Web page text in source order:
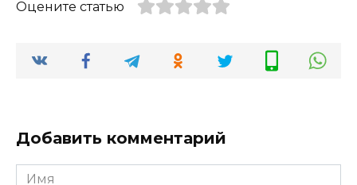
Оцените статью
Добавить комментарий
Имя